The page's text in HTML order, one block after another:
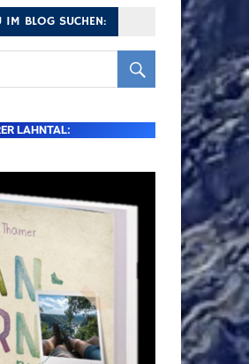
IM BLOG SUCHEN:
LAHNTAL: